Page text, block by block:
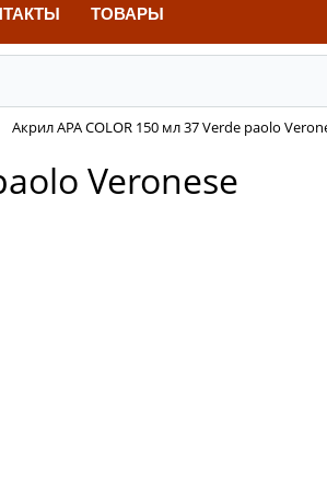
ТОВАРЫ
Акрил APA COLOR 150 мл 37 Verde paolo
Veronese